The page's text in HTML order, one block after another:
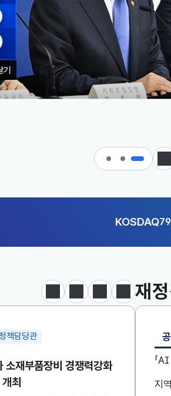
기
KOSDAQ
KOSDAQ
달러-원
책담당관
소재부품장비 경쟁력강화
최
[
정지 이전 다음 보도·참고
재
「
지